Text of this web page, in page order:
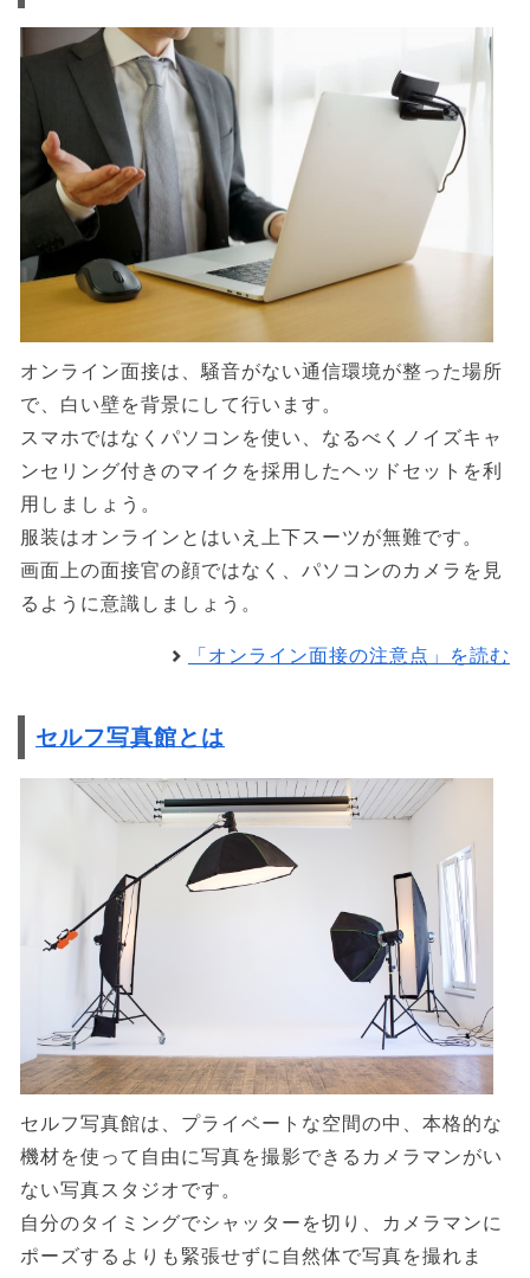
オンライン面接は、騒音がない通信環境が整った場所
で、白い壁を背景にして行います。
スマホではなくパソコンを使い、なるべくノイズキャ
ンセリング付きのマイクを採用したヘッドセットを利
用しましょう。
服装はオンラインとはいえ上下スーツが無難です。
画面上の面接官の顔ではなく、パソコンのカメラを見
るように意識しましょう。
「オンライン面接の注意点」を読む
セルフ写真館とは
セルフ写真館は、プライベートな空間の中、本格的な
機材を使って自由に写真を撮影できるカメラマンがい
ない写真スタジオです。
自分のタイミングでシャッターを切り、カメラマンに
ポーズするよりも緊張せずに自然体で写真を撮れま